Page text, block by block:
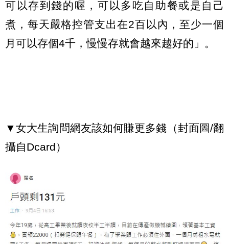
可以存到錢的喔，可以多吃自助餐或是自己
煮，每天嚴格控管支出在2百以內，至少一個
月可以存個4千，慢慢存就會越來越好的」。
▼女大生詢問網友該如何賺更多錢（封面圖/翻
攝自Dcard）